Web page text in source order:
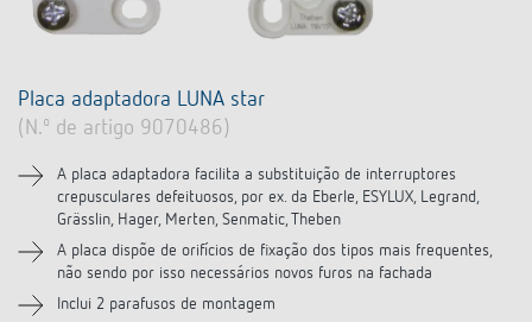
Placa adaptadora LUNA star
(N.º de artigo 9070486)
A placa adaptadora facilita a substituição de interruptores
crepusculares defeituosos, por ex. da Eberle, ESYLUX, Legrand,
Grässlin, Hager, Merten, Senmatic, Theben
A placa dispõe de orifícios de fixação dos tipos mais frequentes,
não sendo por isso necessários novos furos na fachada
Inclui 2 parafusos de montagem